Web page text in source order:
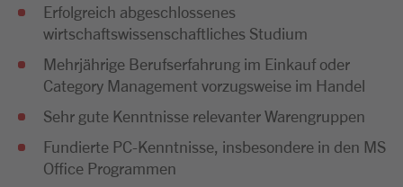
Erfolgreich abgeschlossenes
wirtschaftswissenschaftliches Studium
Mehrjährige Berufserfahrung im Einkauf oder
Category Management vorzugsweise im Handel
Sehr gute Kenntnisse relevanter Warengruppen
Fundierte PC-Kenntnisse, insbesondere in den MS
Office Programmen